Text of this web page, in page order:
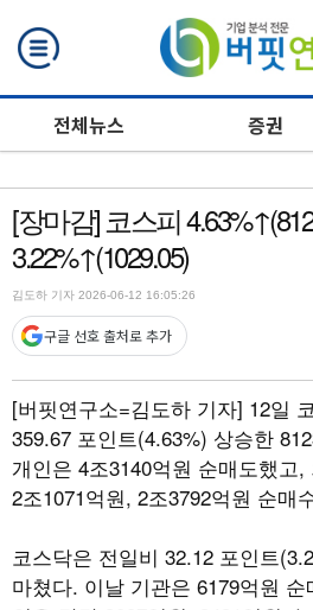
전체뉴스 증권
[장마감] 코스피
3.22%↑(1029.05)
김도하 기자 2026-06-12 16:05:26
구글 선호 출처로 추가
[버핏연구소=김도하 기자] 12일
359.67 포인트(4.63%) 상승한
개인은 4조3140억원 순매도했고
2조1071억원, 2조3792억원 순매
코스닥은 전일비 32.12 포인트
마쳤다. 이날 기관은 6179억원